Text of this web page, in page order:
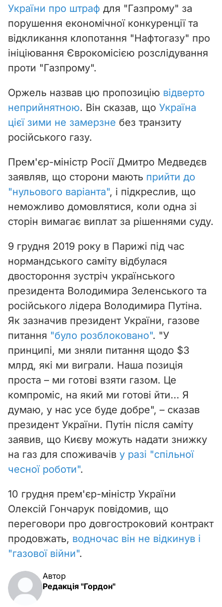
України про штраф для "Газпрому" за
порушення економічної конкуренції та
відкликання клопотання "Нафтогазу" про
ініціювання Єврокомісією розслідування
проти "Газпрому".
Оржель назвав цю пропозицію відверто
неприйнятною. Він сказав, що Україна
цієї зими не замерзне без транзиту
російського газу.
Прем'єр-міністр Росії Дмитро Медведєв
заявляв, що сторони мають прийти до
"нульового варіанта", і підкреслив, що
неможливо домовлятися, коли одна зі
сторін вимагає виплат за рішеннями суду.
9 грудня 2019 року в Парижі під час
нормандського саміту відбулася
двостороння зустріч українського
президента Володимира Зеленського та
російського лідера Володимира Путіна.
Як зазначив президент України, газове
питання "було розблоковано". "У
принципі, ми зняли питання щодо $3
млрд, які ми виграли. Наша позиція
проста – ми готові взяти газом. Це
компроміс, на який ми готові йти... Я
думаю, у нас усе буде добре", – сказав
президент України. Путін після саміту
заявив, що Києву можуть надати знижку
на газ для споживачів у разі "спільної
чесної роботи".
10 грудня прем'єр-міністр України
Олексій Гончарук повідомив, що
переговори про довгостроковий контракт
продовжать, водночас він не відкинув і
"газової війни".
Автор
Редакція "Гордон"